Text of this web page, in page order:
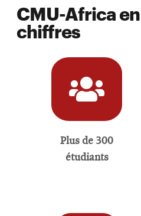
CMU-Africa
chiffres
Plus de 300
étudiants